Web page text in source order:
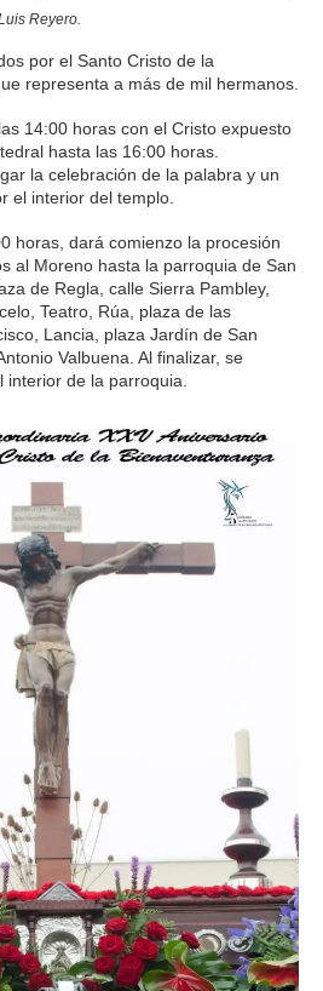
Reyero.
por el Santo Cristo de la
representa a más de mil hermanos.
14:00 horas con el Cristo expuesto
hasta las 16:00 horas.
la celebración de la palabra y un
el interior del templo.
horas, dará comienzo la procesión
al Moreno hasta la parroquia de San
de Regla, calle Sierra Pambley,
Teatro, Rúa, plaza de las
Lancia, plaza Jardín de San
Valbuena. Al finalizar, se
de la parroquia.